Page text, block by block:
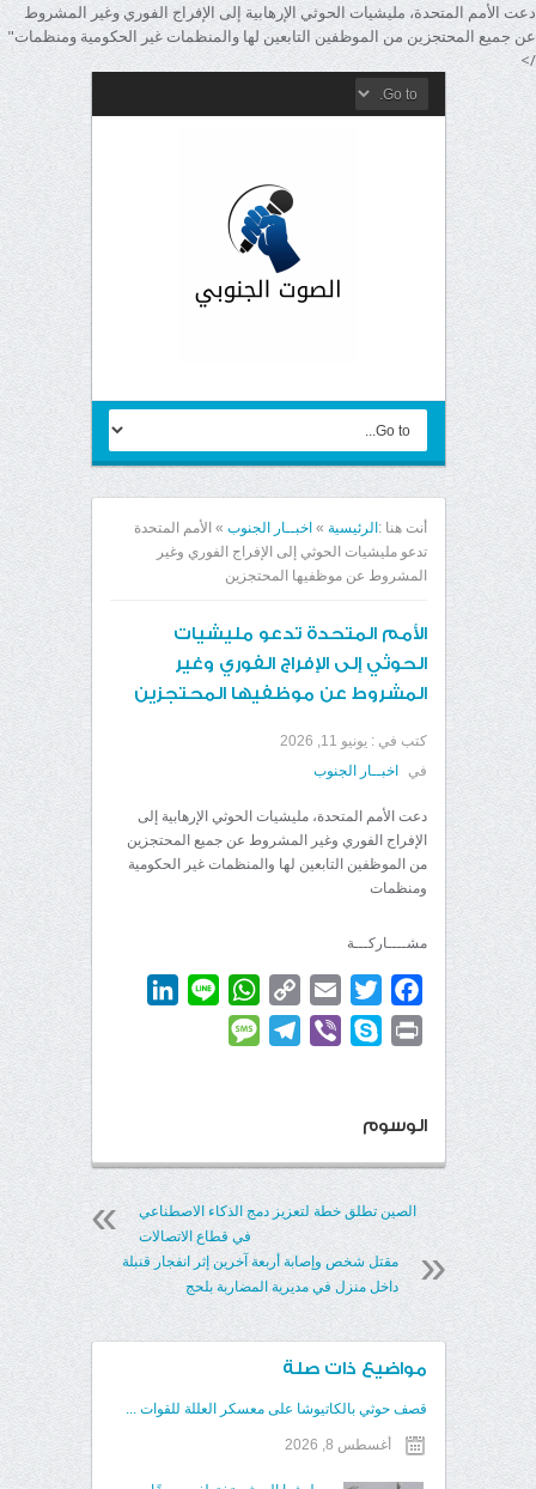
دعت الأمم المتحدة، مليشيات الحوثي الإرهابية إلى الإفراج الفوري وغير المشروط
عن جميع المحتجزين من الموظفين التابعين لها والمنظمات غير الحكومية ومنظمات"
/>
أنت هنا : الرئيسية » اخبــار الجنوب » الأمم المتحدة
تدعو مليشيات الحوثي إلى الإفراج الفوري وغير
المشروط عن موظفيها المحتجزين
الأمم المتحدة تدعو مليشيات
الحوثي إلى الإفراج الفوري وغير
المشروط عن موظفيها المحتجزين
كتب في : يونيو 11, 2026
في
اخبــار الجنوب
دعت الأمم المتحدة، مليشيات الحوثي الإرهابية إلى
الإفراج الفوري وغير المشروط عن جميع المحتجزين
من الموظفين التابعين لها والمنظمات غير الحكومية
ومنظمات
مشــــاركـــة
Facebook
Twitter
Email
Copy
Link
WhatsApp
Line
Print
Skype
Viber
Telegram
الوسوم
الصين تطلق خطة لتعزيز دمج الذكاء الاصطناعي
في قطاع الاتصالات
مقتل شخص وإصابة أربعة آخرين إثر انفجار قنبلة
داخل منزل في مديرية المضاربة بلحج
مواضيع ذات صلة
قصف حوثي بالكاتيوشا على معسكر العللة للقوات ...
أغسطس 8, 2026